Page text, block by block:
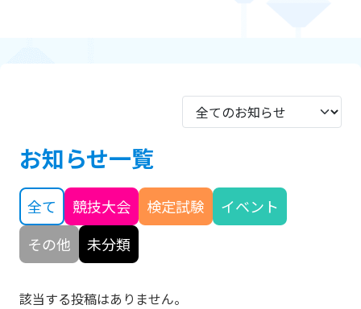
お知らせ一覧
全て 競技大会 検定試験
イベント
その他
未分類
該当する投稿はありません。